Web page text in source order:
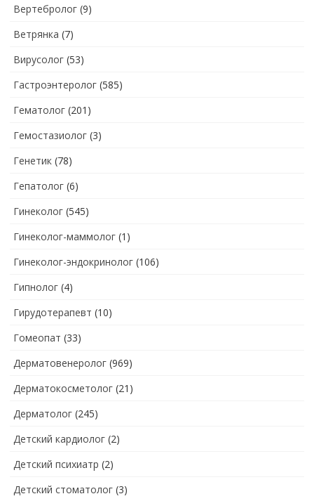
Вертебролог (9)
Ветрянка (7)
Вирусолог (53)
Гастроэнтеролог (585)
Гематолог (201)
Гемостазиолог (3)
Генетик (78)
Гепатолог (6)
Гинеколог (545)
Гинеколог-маммолог (1)
Гинеколог-эндокринолог (106)
Гипнолог (4)
Гирудотерапевт (10)
Гомеопат (33)
Дерматовенеролог (969)
Дерматокосметолог (21)
Дерматолог (245)
Детский кардиолог (2)
Детский психиатр (2)
Детский стоматолог (3)